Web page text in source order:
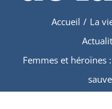
Accueil / La
Femmes et héroïnes